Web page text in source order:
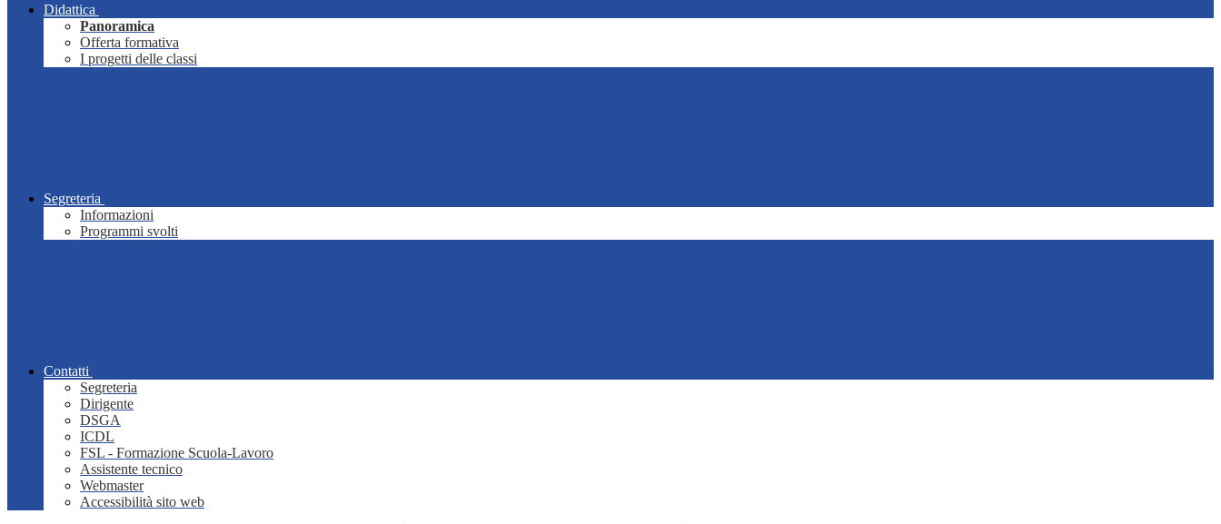
Didattica
Panoramica
Offerta formativa
I progetti delle classi
Segreteria
Informazioni
Programmi svolti
Contatti
Segreteria
Dirigente
DSGA
ICDL
FSL - Formazione Scuola-Lavoro
Assistente tecnico
Webmaster
Accessibilità sito web